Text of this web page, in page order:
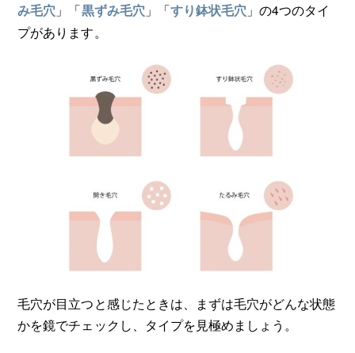
み毛穴 」「黒ずみ毛穴 」「すり鉢状毛穴 」の4つのタイ
プがあります。
毛穴が目立つと感じたときは、まずは毛穴がどんな状態
かを鏡でチェックし、タイプを見極めましょう。